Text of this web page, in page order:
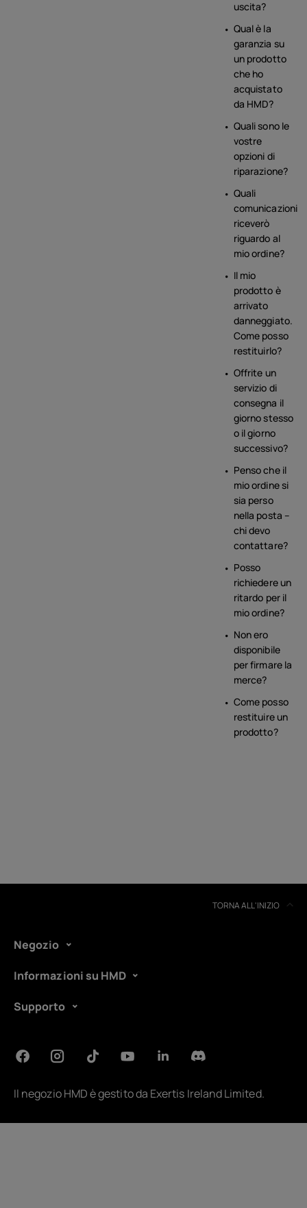
uscita?
Qual è la
garanzia su
un prodotto
che ho
acquistato
da HMD?
Quali sono le
vostre
opzioni di
riparazione?
Quali
comunicazioni
riceverò
riguardo al
mio ordine?
Il mio
prodotto è
arrivato
danneggiato.
Come posso
restituirlo?
Offrite un
servizio di
consegna il
giorno stesso
o il giorno
successivo?
Penso che il
mio ordine si
sia perso
nella posta –
chi devo
contattare?
Posso
richiedere un
ritardo per il
mio ordine?
Non ero
disponibile
per firmare la
merce?
Come posso
restituire un
prodotto?
TORNA ALL'INIZIO
Negozio
Informazioni su HMD
Supporto
Il negozio HMD è gestito da Exertis Ireland Limited.